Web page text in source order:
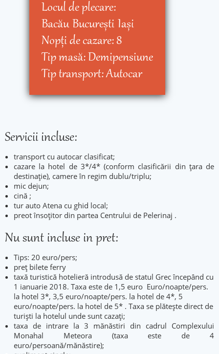
Locul de plecare:
Bacău Bucureşti Iaşi
Nopţi de cazare:8
Tip masă:Demipensiune
Tip transport:Autocar
Servicii incluse:
transport cu autocar clasificat;
cazare la hotel de 3*/4* (conform clasificării din țara de
destinație), camere în regim dublu/triplu;
mic dejun;
cină ;
tur auto Atena cu ghid local;
preot însoțitor din partea Centrului de Pelerinaj .
Nu sunt incluse in pret:
Tips: 20 euro/pers;
preț bilete ferry
taxă turistică hotelieră introdusă de statul Grec începând cu
1 ianuarie 2018. Taxa este de 1,5 euro Euro/noapte/pers.
la hotel 3*, 3,5 euro/noapte/pers. la hotel de 4*, 5
euro/noapte/pers. la hotel de 5* . Taxa se plătește direct de
turiști la hotelul unde sunt cazați;
taxa de intrare la 3 mănăstiri din cadrul Complexului
Monahal Meteora (taxa este de 4
euro/persoană/mănăstire);